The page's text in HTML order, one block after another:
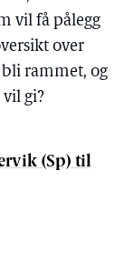
vil få pålegg
over
rammet, og
gi?
(Sp) til